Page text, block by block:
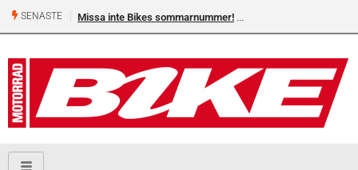
SENASTE Missa inte Bikes sommarnummer!